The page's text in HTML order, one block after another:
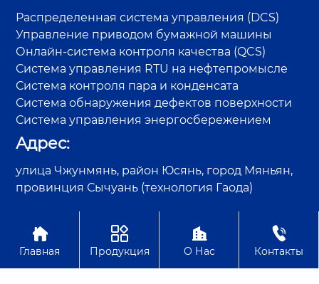
Распределенная система управления (DCS)
Управление приводом бумажной машины
Онлайн-система контроля качества (QCS)
Система управления RTU на нефтепромысле
Система контроля пара и конденсата
Система обнаружения дефектов поверхности
Система управления энергосбережением
Адрес:
улица Чжунмянь, район Юсянь, город Мяньян,
провинция Сычуань (технология Гаода)
Авторское право©Sichuan GAODA Technology Co., Ltd.

Главная

Продукция

О Нас

Контакты